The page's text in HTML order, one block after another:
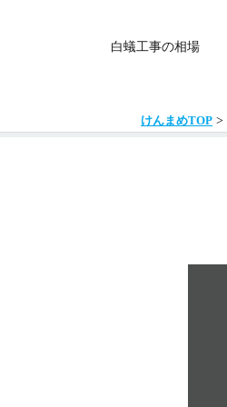
白蟻工事の相場
けんまめTOP >